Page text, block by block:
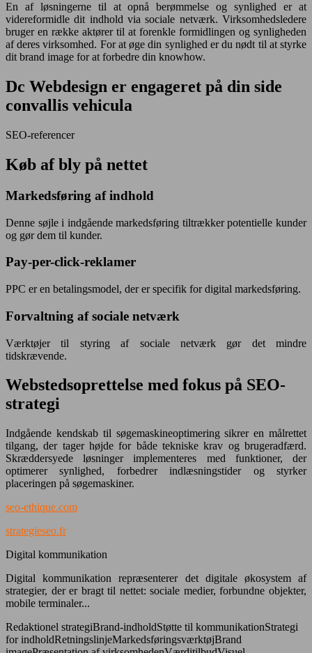
En af løsningerne til at opnå berømmelse og synlighed er at
videreformidle dit indhold via sociale netværk. Virksomhedsledere
bruger en række aktører til at forenkle formidlingen og synligheden
af deres virksomhed. For at øge din synlighed er du nødt til at styrke
dit brand image for at forbedre din knowhow.
Dc Webdesign er engageret på din side
convallis vehicula
SEO-referencer
Køb af bly på nettet
Markedsføring af indhold
Denne søjle i indgående markedsføring tiltrækker potentielle kunder
og gør dem til kunder.
Pay-per-click-reklamer
PPC er en betalingsmodel, der er specifik for digital markedsføring.
Forvaltning af sociale netværk
Værktøjer til styring af sociale netværk gør det mindre
tidskrævende.
Webstedsoprettelse med fokus på SEO-
strategi
Indgående kendskab til søgemaskineoptimering sikrer en målrettet
tilgang, der tager højde for både tekniske krav og brugeradfærd.
Skræddersyede løsninger implementeres med funktioner, der
optimerer synlighed, forbedrer indlæsningstider og styrker
placeringen på søgemaskiner.
seo-ethique.com
strategieseo.fr
Digital kommunikation
Digital kommunikation repræsenterer det digitale økosystem af
strategier, der er bragt til nettet: sociale medier, forbundne objekter,
mobile terminaler...
Redaktionel strategiBrand-indholdStøtte til kommunikationStrategi
for indholdRetningslinjeMarkedsføringsværktøjBrand